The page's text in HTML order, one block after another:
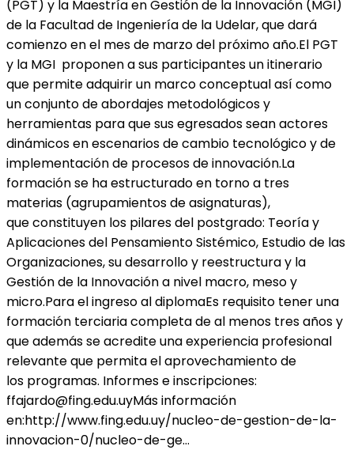
(PGT) y la Maestría en Gestión de la Innovación (MGI)
de la Facultad de Ingeniería de la Udelar, que dará
comienzo en el mes de marzo del próximo año.El PGT
y la MGI proponen a sus participantes un itinerario
que permite adquirir un marco conceptual así como
un conjunto de abordajes metodológicos y
herramientas para que sus egresados sean actores
dinámicos en escenarios de cambio tecnológico y de
implementación de procesos de innovación.La
formación se ha estructurado en torno a tres
materias (agrupamientos de asignaturas),
que constituyen los pilares del postgrado: Teoría y
Aplicaciones del Pensamiento Sistémico, Estudio de las
Organizaciones, su desarrollo y reestructura y la
Gestión de la Innovación a nivel macro, meso y
micro.Para el ingreso al diplomaEs requisito tener una
formación terciaria completa de al menos tres años y
que además se acredite una experiencia profesional
relevante que permita el aprovechamiento de
los programas. Informes e inscripciones:
ffajardo@fing.edu.uyMás información
en:http://www.fing.edu.uy/nucleo-de-gestion-de-la-
innovacion-0/nucleo-de-ge…